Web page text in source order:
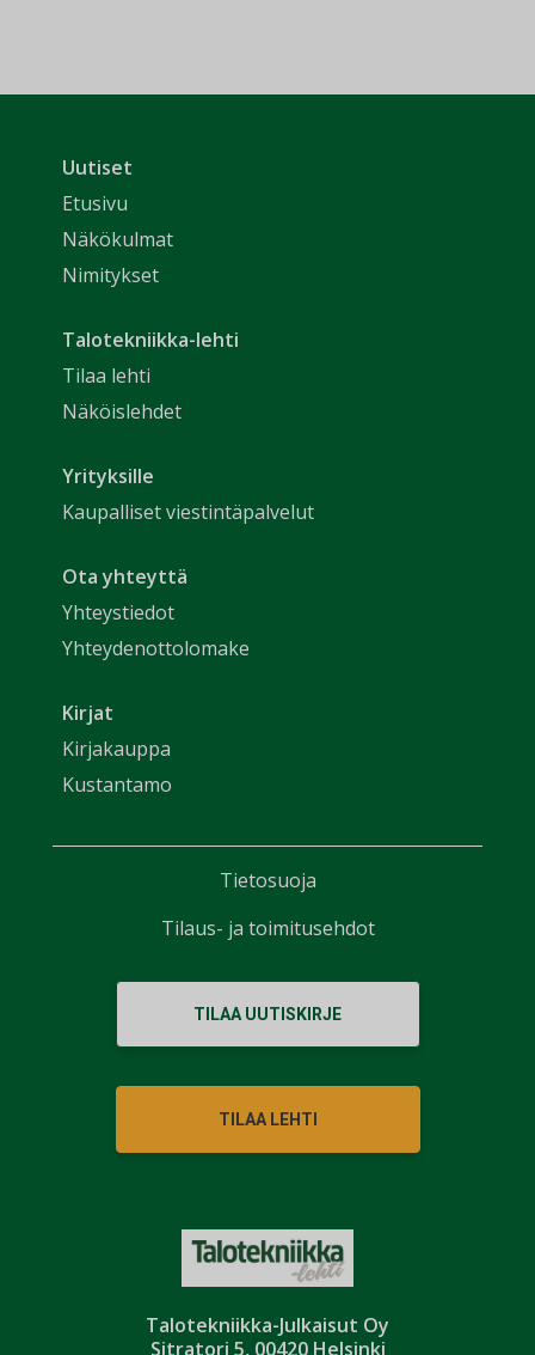
Talotekniikka-Julkaisut Oy
Sitratori 5, 00420 Helsinki
Uutiset
Etusivu
Näkökulmat
Nimitykset
Talotekniikka-lehti
Tilaa lehti
Näköislehdet
Yrityksille
Kaupalliset viestintäpalvelut
Ota yhteyttä
Yhteystiedot
Yhteydenottolomake
Kirjat
Kirjakauppa
Kustantamo
TILAA UUTISKIRJE
TILAA LEHTI
Tietosuoja
Tilaus- ja toimitusehdot